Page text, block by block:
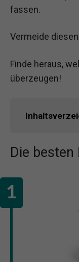
fassen.
Vermeide
Finde heraus,
überzeugen!
Die besten